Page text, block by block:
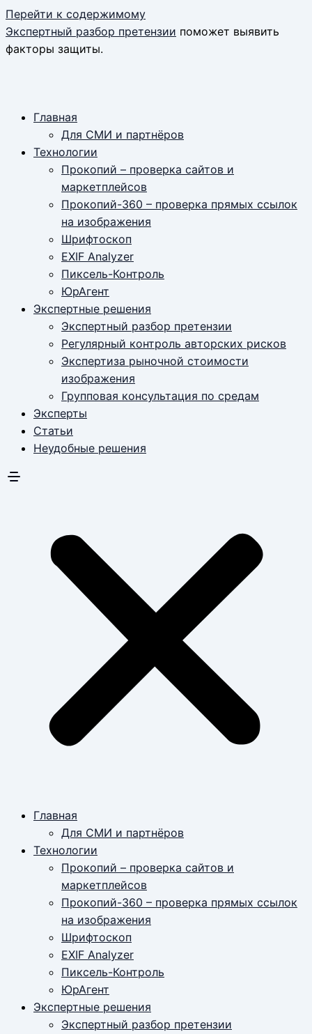
Перейти к содержимому
Экспертный разбор претензии поможет выявить
факторы защиты.
Главная
Для СМИ и партнёров
Технологии
Прокопий – проверка сайтов и
маркетплейсов
Прокопий-360 – проверка прямых ссылок
на изображения
Шрифтоскоп
EXIF Analyzer
Пиксель-Контроль
ЮрАгент
Экспертные решения
Экспертный разбор претензии
Регулярный контроль авторских рисков
Экспертиза рыночной стоимости
изображения
Групповая консультация по средам
Эксперты
Статьи
Неудобные решения
Главная
Для СМИ и партнёров
Технологии
Прокопий – проверка сайтов и
маркетплейсов
Прокопий-360 – проверка прямых ссылок
на изображения
Шрифтоскоп
EXIF Analyzer
Пиксель-Контроль
ЮрАгент
Экспертные решения
Экспертный разбор претензии